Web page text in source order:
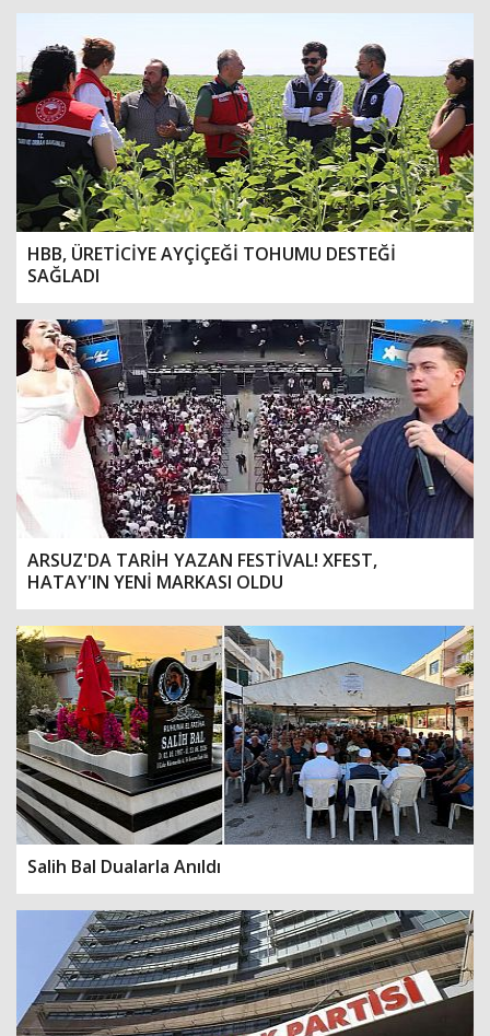
HBB, ÜRETİCİYE AYÇİÇEĞİ TOHUMU DESTEĞİ
SAĞLADI
ARSUZ'DA TARİH YAZAN FESTİVAL! XFEST,
HATAY'IN YENİ MARKASI OLDU
Salih Bal Dualarla Anıldı